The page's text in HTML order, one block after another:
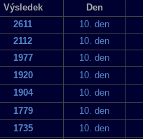
Výsledek
Den
2611
10. den
2112
10. den
1977
10. den
1920
10. den
1904
10. den
1779
10. den
1735
10. den